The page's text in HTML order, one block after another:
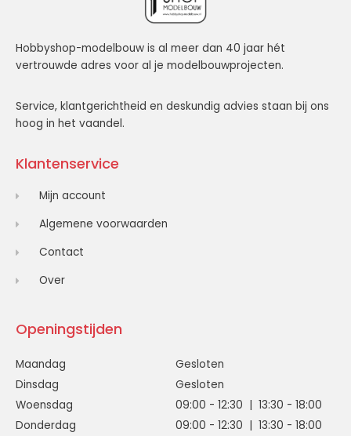
Hobbyshop-modelbouw is al meer dan 40 jaar hét
vertrouwde adres voor al je modelbouwprojecten.
Service, klantgerichtheid en deskundig advies staan bij ons
hoog in het vaandel.
Klantenservice
Mijn account
Algemene voorwaarden
Contact
Over
Openingstijden
Maandag
Gesloten
Dinsdag
Gesloten
Woensdag
09:00 - 12:30 | 13:30 - 18:00
Donderdag
09:00 - 12:30 | 13:30 - 18:00